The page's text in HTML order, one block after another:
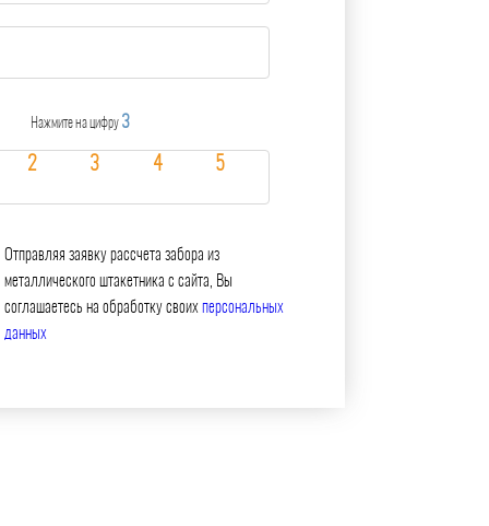
Нажмите на цифру 3
Отправляя заявку рассчета забора из
металлического штакетника с сайта, Вы
соглашаетесь на обработку своих персональных
данных